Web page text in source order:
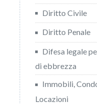
Diritto Civile
Diritto Penale
Difesa legale
di ebbrezza
Immobili,
Locazioni